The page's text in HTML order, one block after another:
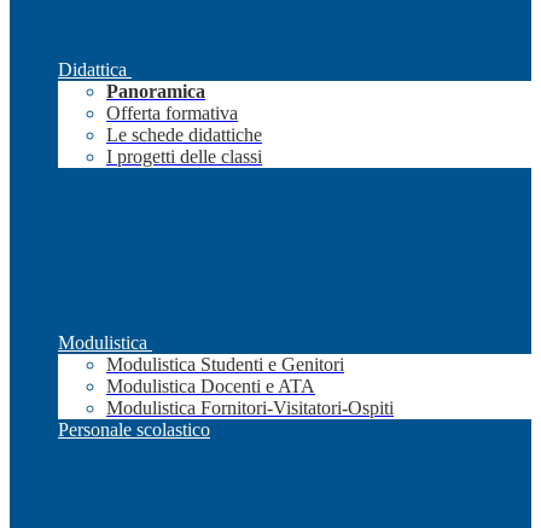
Didattica
Panoramica
Offerta formativa
Le schede didattiche
I progetti delle classi
Modulistica
Modulistica Studenti e Genitori
Modulistica Docenti e ATA
Modulistica Fornitori-Visitatori-Ospiti
Personale scolastico